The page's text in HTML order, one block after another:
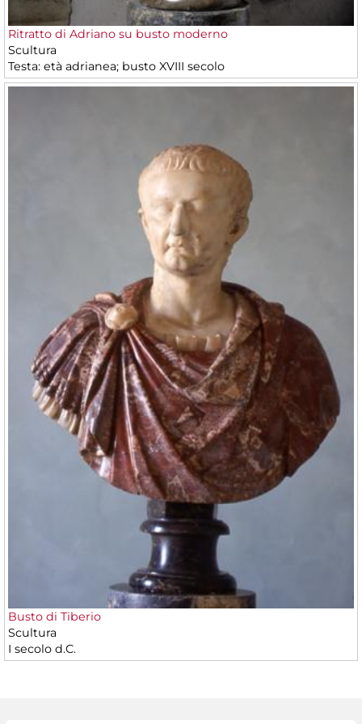
Ritratto di Adriano su busto moderno
Scultura
Testa: età adrianea; busto XVIII secolo
Busto di Tiberio
Scultura
I secolo d.C.